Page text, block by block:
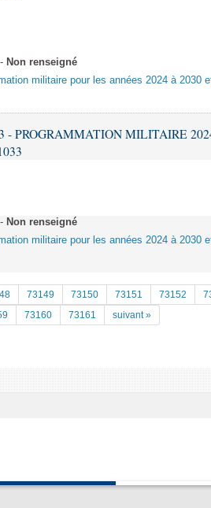
Non renseigné
militaire pour les années 2024 à 2030
- PROGRAMMATION MILITAIRE
Non renseigné
militaire pour les années 2024 à 2030
73149 73150 73151 73152
73160 73161 suivant »